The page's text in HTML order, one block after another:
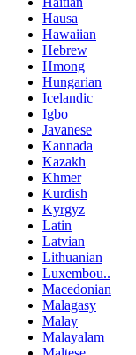
Hausa
Hawaiian
Hebrew
Hmong
Hungarian
Icelandic
Igbo
Javanese
Kannada
Kazakh
Khmer
Kurdish
Kyrgyz
Latin
Latvian
Lithuanian
Luxembou..
Macedonian
Malagasy
Malay
Malayalam